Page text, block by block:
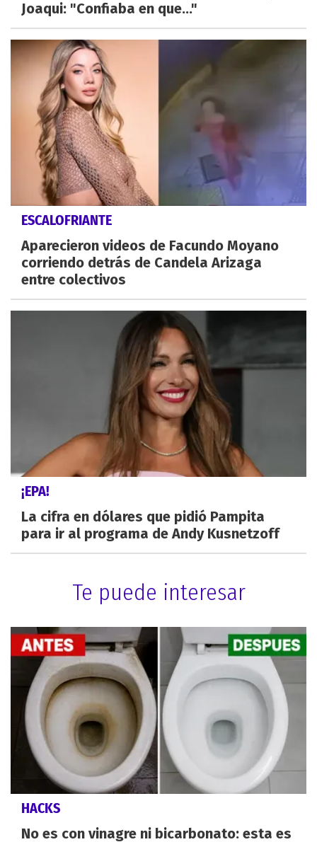
Joaqui: "Confiaba en que..."
ESCALOFRIANTE
Aparecieron videos de Facundo Moyano
corriendo detrás de Candela Arizaga
entre colectivos
¡EPA!
La cifra en dólares que pidió Pampita
para ir al programa de Andy Kusnetzoff
Te puede interesar
HACKS
No es con vinagre ni bicarbonato: esta es